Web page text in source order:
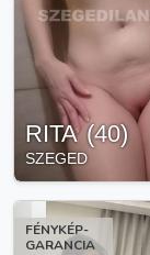
RITA (40)
SZEGED
FÉNYKÉP-
GARANCIA